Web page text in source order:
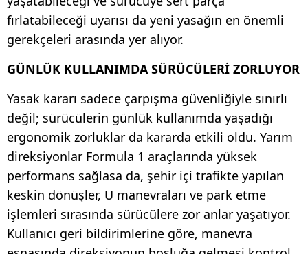
fırlatabileceği uyarısı da yeni yasağın en önemli
gerekçeleri arasında yer alıyor.
GÜNLÜK KULLANIMDA SÜRÜCÜLERİ ZORLUYOR
Yasak kararı sadece çarpışma güvenliğiyle sınırlı
değil; sürücülerin günlük kullanımda yaşadığı
ergonomik zorluklar da kararda etkili oldu. Yarım
direksiyonlar Formula 1 araçlarında yüksek
performans sağlasa da, şehir içi trafikte yapılan
keskin dönüşler, U manevraları ve park etme
işlemleri sırasında sürücülere zor anlar yaşatıyor.
Kullanıcı geri bildirimlerine göre, manevra